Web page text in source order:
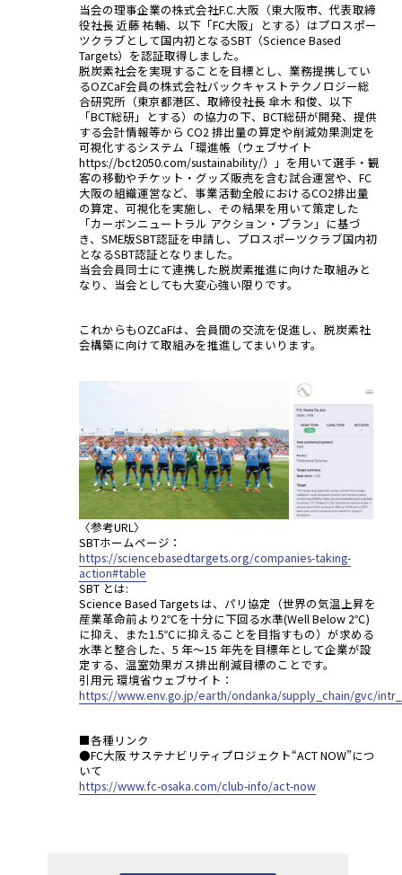
当会の理事企業の株式会社F.C.大阪（東大阪市、代表取締
役社長 近藤 祐輔、以下「FC大阪」とする）はプロスポー
ツクラブとして国内初となるSBT（Science Based
Targets）を認証取得しました。
脱炭素社会を実現することを目標とし、業務提携してい
るOZCaF会員の株式会社バックキャストテクノロジー総
合研究所（東京都港区、取締役社長 傘木 和俊、以下
「BCT総研」とする）の協力の下、BCT総研が開発、提供
する会計情報等から CO2 排出量の算定や削減効果測定を
可視化するシステム「環進帳（ウェブサイト
https://bct2050.com/sustainability/）」を用いて選手・観
客の移動やチケット・グッズ販売を含む試合運営や、FC
大阪の組織運営など、事業活動全般におけるCO2排出量
の算定、可視化を実施し、その結果を用いて策定した
「カーボンニュートラル アクション・プラン」に基づ
き、SME版SBT認証を申請し、プロスポーツクラブ国内初
となるSBT認証となりました。
当会会員同士にて連携した脱炭素推進に向けた取組みと
なり、当会としても大変心強い限りです。
これからもOZCaFは、会員間の交流を促進し、脱炭素社
会構築に向けて取組みを推進してまいります。
〈参考URL〉
SBTホームページ：
https://sciencebasedtargets.org/companies-taking-
action#table
SBT とは:
Science Based Targets は、パリ協定（世界の気温上昇を
産業革命前より2℃を十分に下回る水準(Well Below 2℃)
に抑え、また1.5℃に抑えることを目指すもの）が求める
水準と整合した、5 年～15 年先を目標年として企業が設
定する、温室効果ガス排出削減目標のことです。
引用元 環境省ウェブサイト：
https://www.env.go.jp/earth/ondanka/supply_chain/gvc/
■各種リンク
●FC大阪 サステナビリティプロジェクト“ACT NOW”につ
いて
https://www.fc-osaka.com/club-info/act-now